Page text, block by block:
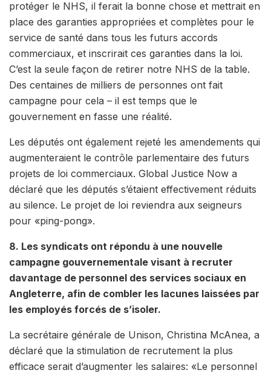
protéger le NHS, il ferait la bonne chose et mettrait en
place des garanties appropriées et complètes pour le
service de santé dans tous les futurs accords
commerciaux, et inscrirait ces garanties dans la loi.
C’est la seule façon de retirer notre NHS de la table.
Des centaines de milliers de personnes ont fait
campagne pour cela – il est temps que le
gouvernement en fasse une réalité.
Les députés ont également rejeté les amendements qui
augmenteraient le contrôle parlementaire des futurs
projets de loi commerciaux. Global Justice Now a
déclaré que les députés s’étaient effectivement réduits
au silence. Le projet de loi reviendra aux seigneurs
pour «ping-pong».
8. Les syndicats ont répondu à une nouvelle
campagne gouvernementale visant à recruter
davantage de personnel des services sociaux en
Angleterre, afin de combler les lacunes laissées par
les employés forcés de s’isoler.
La secrétaire générale de Unison, Christina McAnea, a
déclaré que la stimulation de recrutement la plus
efficace serait d’augmenter les salaires: «Le personnel